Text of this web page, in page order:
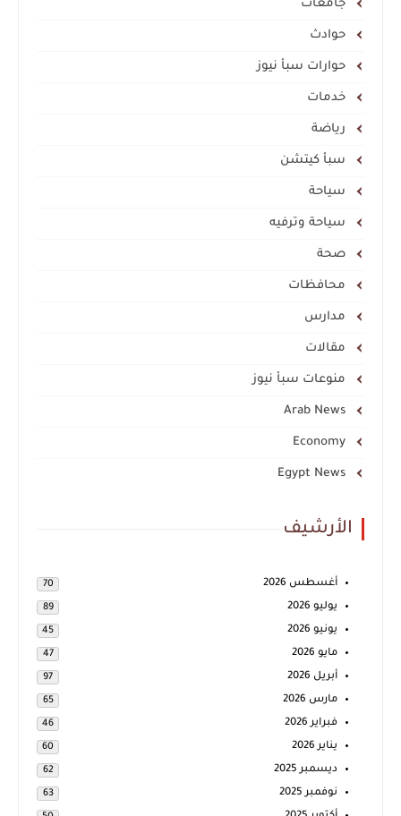
جامعات
حوادث
حوارات سبأ نيوز
خدمات
رياضة
سبأ كيتشن
سياحة
سياحة وترفيه
صحة
محافظات
مدارس
مقالات
منوعات سبأ نيوز
Arab News
Economy
Egypt News
الأرشيف
أغسطس 2026 70
يوليو 2026 89
يونيو 2026 45
مايو 2026 47
أبريل 2026 97
مارس 2026 65
فبراير 2026 46
يناير 2026 60
ديسمبر 2025 62
نوفمبر 2025 63